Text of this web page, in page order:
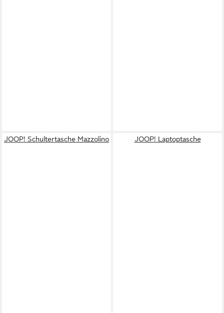
JOOP! Schultertasche Mazzolino JOOP! Laptoptasche